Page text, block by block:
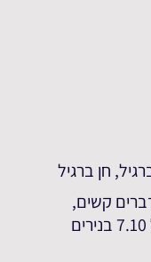
חן ברגיל
קשים,